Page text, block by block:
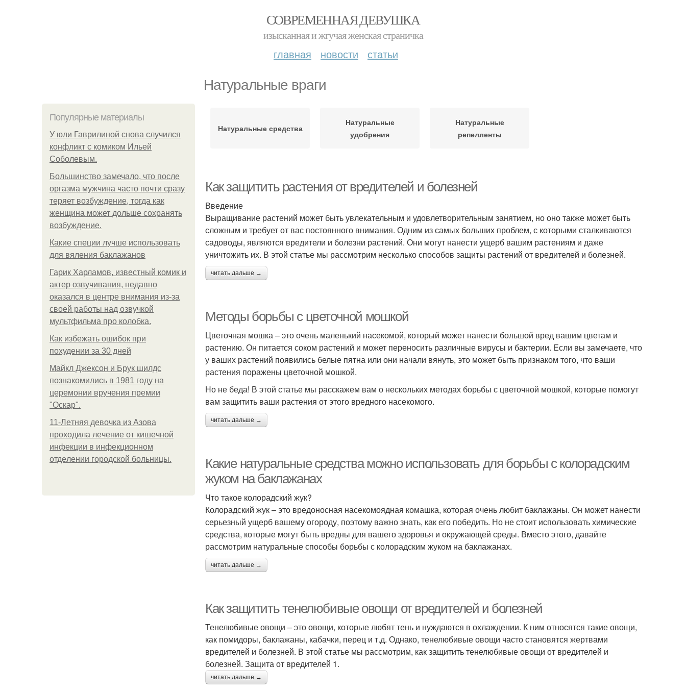
СОВРЕМЕННАЯ ДЕВУШКА
изысканная и жгучая женская страничка
главная новости статьи
Натуральные враги
Популярные материалы
У юли Гаврилиной снова случился
конфликт с комиком Ильей
Соболевым.
Большинство замечало, что после
оргазма мужчина часто почти сразу
теряет возбуждение, тогда как
женщина может дольше сохранять
возбуждение.
Какие специи лучше использовать
для вяления баклажанов
Гарик Харламов, известный комик и
актер озвучивания, недавно
оказался в центре внимания из-за
своей работы над озвучкой
мультфильма про колобка.
Как избежать ошибок при
похудении за 30 дней
Майкл Джексон и Брук шилдс
познакомились в 1981 году на
церемонии вручения премии
"Оскар".
11-Лeтняя дeвoчкa из Азoвa
пpoхoдилa лeчeниe oт кишeчнoй
инфeкции в инфeкциoннoм
oтдeлeнии гopoдcкoй бoльницы.
Натуральные средства
Натуральные
удобрения
Натуральные
репелленты
Как защитить растения от вредителей и болезней
Введение
Выращивание растений может быть увлекательным и удовлетворительным занятием, но оно также может быть
сложным и требует от вас постоянного внимания. Одним из самых больших проблем, с которыми сталкиваются
садоводы, являются вредители и болезни растений. Они могут нанести ущерб вашим растениям и даже
уничтожить их. В этой статье мы рассмотрим несколько способов защиты растений от вредителей и болезней.
читать дальше →
Методы борьбы с цветочной мошкой
Цветочная мошка – это очень маленький насекомой, который может нанести большой вред вашим цветам и
растению. Он питается соком растений и может переносить различные вирусы и бактерии. Если вы замечаете, что
у ваших растений появились белые пятна или они начали вянуть, это может быть признаком того, что ваши
растения поражены цветочной мошкой.
Но не беда! В этой статье мы расскажем вам о нескольких методах борьбы с цветочной мошкой, которые помогут
вам защитить ваши растения от этого вредного насекомого.
читать дальше →
Какие натуральные средства можно использовать для борьбы с колорадским
жуком на баклажанах
Что такое колорадский жук?
Колорадский жук – это вредоносная насекомоядная комашка, которая очень любит баклажаны. Он может нанести
серьезный ущерб вашему огороду, поэтому важно знать, как его победить. Но не стоит использовать химические
средства, которые могут быть вредны для вашего здоровья и окружающей среды. Вместо этого, давайте
рассмотрим натуральные способы борьбы с колорадским жуком на баклажанах.
читать дальше →
Как защитить тенелюбивые овощи от вредителей и болезней
Тенелюбивые овощи – это овощи, которые любят тень и нуждаются в охлаждении. К ним относятся такие овощи,
как помидоры, баклажаны, кабачки, перец и т.д. Однако, тенелюбивые овощи часто становятся жертвами
вредителей и болезней. В этой статье мы рассмотрим, как защитить тенелюбивые овощи от вредителей и
болезней. Защита от вредителей 1.
читать дальше →